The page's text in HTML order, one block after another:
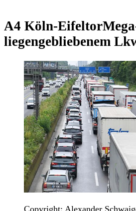
A4 Köln-Eifeltor
liegengebliebenem
Copyright: Alexander